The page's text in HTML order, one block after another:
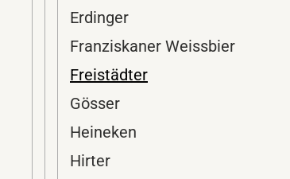
Erdinger
Franziskaner Weissbier
Freistädter
Gösser
Heineken
Hirter